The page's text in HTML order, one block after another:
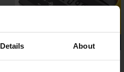
Details About